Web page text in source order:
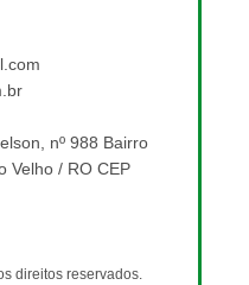
nº 988 Bairro
Velho / RO CEP
direitos reservados.